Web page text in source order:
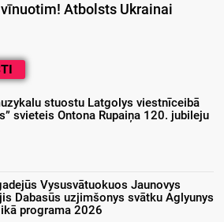
Atbolsts Ukrainai
stuostu Latgolys viestnīceibā
svieteis Ontona Rupaiņa 120. jubileju
Vysusvātuokuos Jaunovys
Dabasūs uzjimšonys svātku Aglyunys
programa 2026